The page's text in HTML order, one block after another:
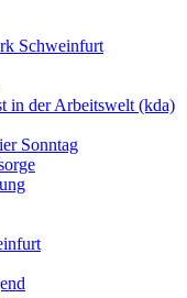
Schweinfurt
in der Arbeitswelt (kda)
Sonntag